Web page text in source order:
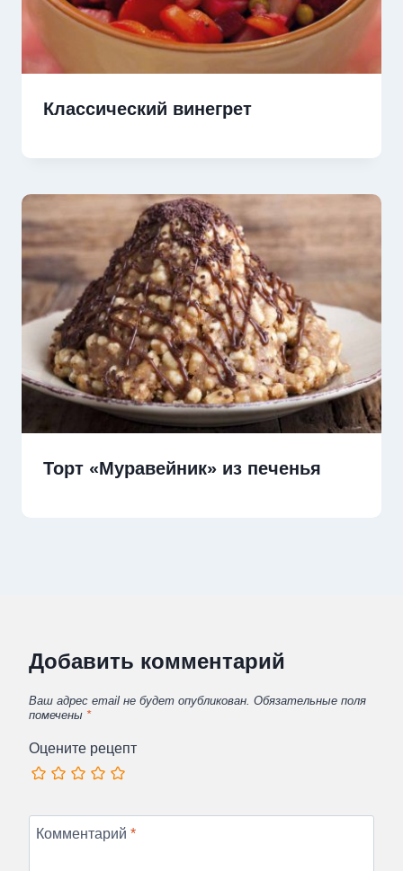
Классический винегрет
Торт «Муравейник» из печенья
Добавить комментарий
Ваш адрес email не будет опубликован. Обязательные поля
помечены *
Оцените рецепт
Комментарий *